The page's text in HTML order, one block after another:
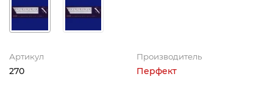
Артикул
270
Производитель
Перфект